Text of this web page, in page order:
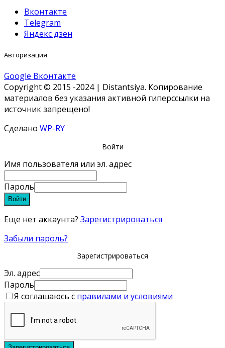
Вконтакте
Telegram
Яндекс дзен
Авторизация
Google Вконтакте
Copyright © 2015 -2024 | Distantsiya. Копирование
материалов без указания активной гиперссылки на
источник запрещено!
Сделано WP-RY
Войти
Имя пользователя или эл. адрес
Пароль
Войти
Еще нет аккаунта? Зарегистрироваться
Забыли пароль?
Зарегистрироваться
Эл. адрес
Пароль
Я соглашаюсь с правилами и условиями